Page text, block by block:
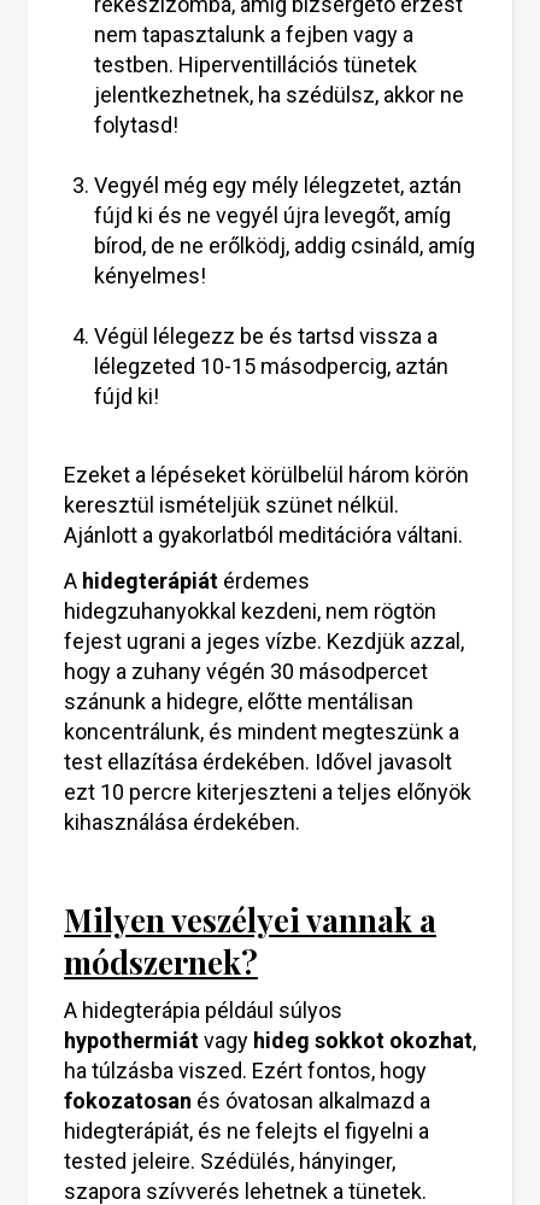
nem tapasztalunk a fejben vagy a
testben. Hiperventillációs tünetek
jelentkezhetnek, ha szédülsz, akkor ne
folytasd!
Vegyél még egy mély lélegzetet, aztán
fújd ki és ne vegyél újra levegőt, amíg
bírod, de ne erőlködj, addig csináld, amíg
kényelmes!
Végül lélegezz be és tartsd vissza a
lélegzeted 10-15 másodpercig, aztán
fújd ki!
Ezeket a lépéseket körülbelül három körön
keresztül ismételjük szünet nélkül.
Ajánlott a gyakorlatból meditációra váltani.
A hidegterápiát érdemes
hidegzuhanyokkal kezdeni, nem rögtön
fejest ugrani a jeges vízbe. Kezdjük azzal,
hogy a zuhany végén 30 másodpercet
szánunk a hidegre, előtte mentálisan
koncentrálunk, és mindent megteszünk a
test ellazítása érdekében. Idővel javasolt
ezt 10 percre kiterjeszteni a teljes előnyök
kihasználása érdekében.
Milyen veszélyei vannak a
módszernek?
A hidegterápia például súlyos
hypothermiátvagy hideg sokkot okozhat,
ha túlzásba viszed. Ezért fontos, hogy
fokozatosan és óvatosan alkalmazd a
hidegterápiát, és ne felejts el figyelni a
tested jeleire. Szédülés, hányinger,
szapora szívverés lehetnek a tünetek.